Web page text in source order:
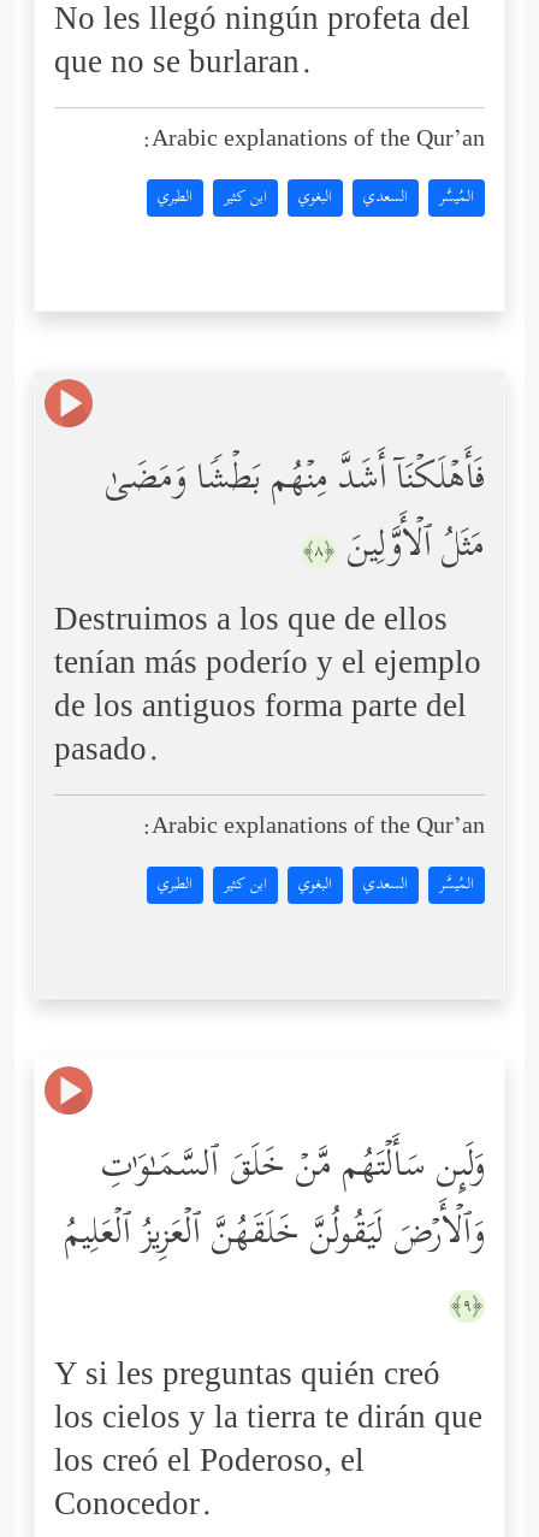
No les llegó ningún profeta del
que no se burlaran.
Arabic explanations of the Qur’an:
المُيسَّر السعدي البغوي ابن كثير الطبري
فَأَهۡلَكۡنَاۤ أَشَدَّ مِنۡهُم بَطۡشࣰا وَمَضَىٰ
مَثَلُ ٱلۡأَوَّلِینَ ﴿٨﴾
Destruimos a los que de ellos
tenían más poderío y el ejemplo
de los antiguos forma parte del
pasado.
Arabic explanations of the Qur’an:
المُيسَّر السعدي البغوي ابن كثير الطبري
وَلَىِٕن سَأَلۡتَهُم مَّنۡ خَلَقَ ٱلسَّمَـٰوَ ٰ⁠تِ
وَٱلۡأَرۡضَ لَیَقُولُنَّ خَلَقَهُنَّ ٱلۡعَزِیزُ ٱلۡعَلِیمُ
﴿٩﴾
Y si les preguntas quién creó
los cielos y la tierra te dirán que
los creó el Poderoso, el
Conocedor.